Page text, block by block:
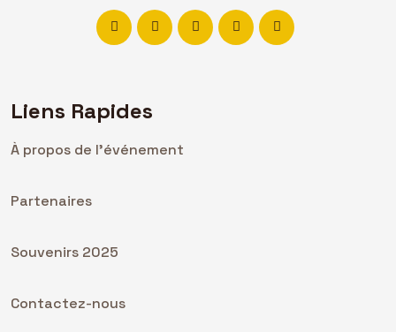
Liens Rapides
À propos de l'événement
Partenaires
Souvenirs 2025
Contactez-nous